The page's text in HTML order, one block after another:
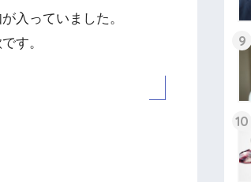
入っていました。
す。
9
10